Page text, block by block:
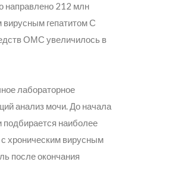
направлено 212 млн
гепатитом С
ОМС увеличилось в
лабораторное
анализ мочи. До начала
подбирается наиболее
хроническим вирусным
после окончания